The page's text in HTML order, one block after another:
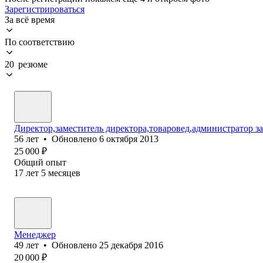
Зарегистрироваться
За всё время
По соответствию
20 резюме
Директор,заместитель директора,товаровед,администратор
56 лет • Обновлено 6 октября 2013
25 000 ₽
Общий опыт
17 лет 5 месяцев
Менеджер
49 лет • Обновлено 25 декабря 2016
20 000 ₽